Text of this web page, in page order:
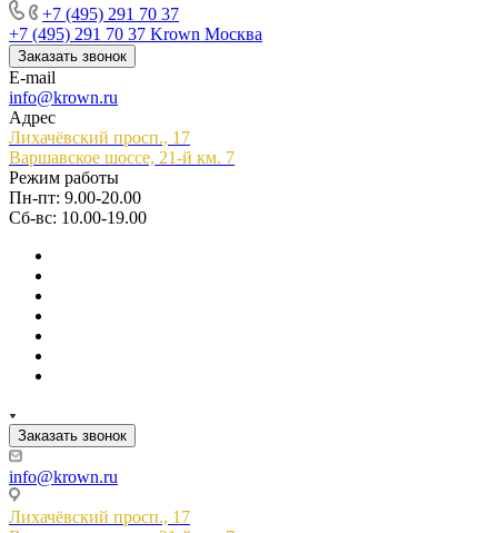
+7 (495) 291 70 37
+7 (495) 291 70 37 Krown Москва
Заказать звонок
E-mail
info@krown.ru
Адрес
Лихачёвский просп., 17
Варшавское шоссе, 21-й км. 7
Режим работы
Пн-пт: 9.00-20.00
Сб-вс: 10.00-19.00
Заказать звонок
info@krown.ru
Лихачёвский просп., 17